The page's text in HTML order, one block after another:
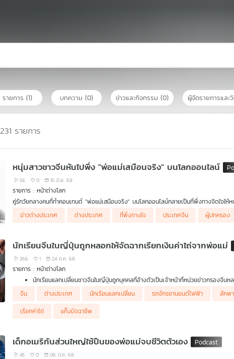
รายการ (1) บทความ (0) ข่าวและกิจกรรม (0) ผู้จัดรายการและ
231 รายการ
หนุ่มสาวชาวจีนหันไปพึ่ง "พ่อแม่เสมือนจริง" บนโลกออนไลน์
56 0 15 มิ.ย. 69
รายการ : หน้าต่างโลก
คู่รักวัยกลางคนที่ทำคอนเทนต์ "พ่อแม่เสมือนจริง" บนโลกออนไลน์กลายเป็นที่พึ่งทางจิตใจให้
ข่าวต่างประเทศ
ต่างประเทศ ที่พึ่งทางใจ ประเทศจีน ผู้ปกครอง
นักเรียนจีนในญี่ปุ่นถูกหลอกให้จัดฉากเรียกเงินค่าไถ่จากพ่อแม่
266 1 24 ต.ค. 68
รายการ : หน้าต่างโลก
นักเรียนแลกเปลี่ยนชาวจีนในญี่ปุ่นถูกบุคคลที่อ้างตัวเป็นเจ้าหน้าที่หน่วยข่าวกรองจีน
ชาวฮานอยยังหวั่นแผนดันใช้รถจักรยานยนต์ไฟฟ้า
จีน ต่างประเทศ นักเรียนแลกเปลี่ยน รถจักรยานยนต์ไฟฟ้า ลักพ
เรียกค่าไถ่
แก๊งมิจฉาชีพ
เด็กอเมริกันส่วนใหญ่ใช้ปืนของพ่อแม่จบชีวิตตัวเอง
45 0 06 ต.ค. 68